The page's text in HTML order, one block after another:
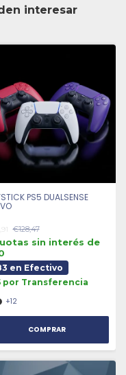
interesar
PS5 DUALSENSE
€128,47
sin interés de
en Efectivo
por Transferencia
+12
COMPRAR